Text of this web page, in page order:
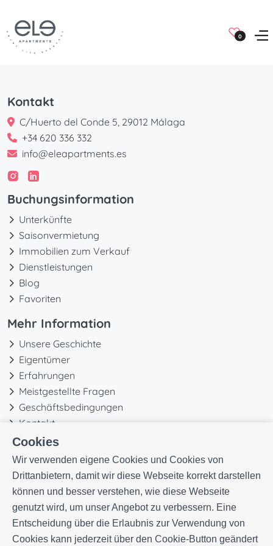
0
Cookies
Wir verwenden eigene Cookies und Cookies von
Drittanbietern, damit wir diese Webseite korrekt darstellen
können und besser verstehen, wie diese Webseite
genutzt wird, um unser Angebot zu verbessern. Eine
Entscheidung über die Erlaubnis zur Verwendung von
Cookies kann jederzeit über den Cookie-Button geändert
Kontakt
C/Huerto del Conde 5, 29012 Málaga
+34 620 336 332
info@eleapartments.es
Buchungsinformation
Unterkünfte
Saisonvermietung
Immobilien zum Verkauf
Dienstleistungen
Blog
Favoriten
Mehr Information
Unsere Geschichte
Eigentümer
Erfahrungen
Meistgestellte Fragen
Geschäftsbedingungen
Kontakt